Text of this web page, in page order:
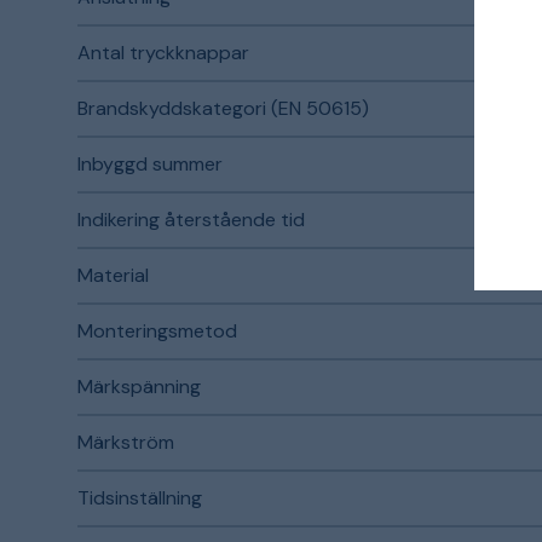
Antal tryckknappar
Brandskyddskategori (EN 50615)
Inbyggd summer
Indikering återstående tid
Material
Monteringsmetod
Märkspänning
Märkström
Tidsinställning